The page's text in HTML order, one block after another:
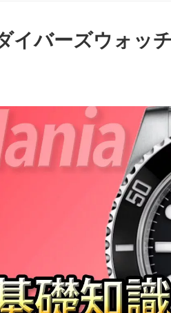
イバーズウォッ